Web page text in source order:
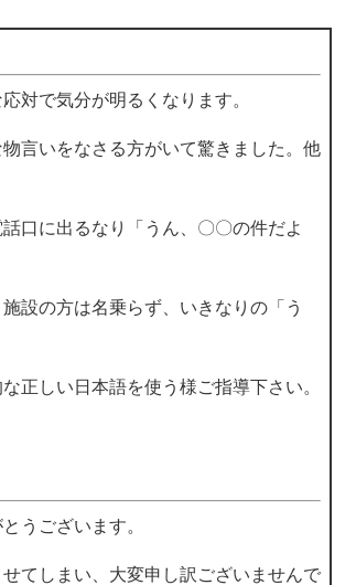
対で気分が明るくなります。
言いをなさる方がいて驚きました。他
口に出るなり「うん、〇〇の件だよ
設の方は名乗らず、いきなりの「う
正しい日本語を使う様ご指導下さい。
うございます。
てしまい、大変申し訳ございませんで